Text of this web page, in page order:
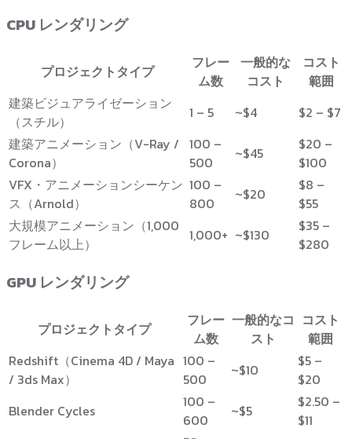
CPU レンダリング
プロジェクトタイプ
フレー
ム数
一般的な
コスト
コスト
範囲
建築ビジュアライゼーション
（スチル）
1 – 5 ~$4
$2 – $7
建築アニメーション（V-Ray /
Corona）
100 –
500
~$45
$20 –
$100
VFX・アニメーションシーケン
ス（Arnold）
100 –
800
~$20
$8 –
$55
大規模アニメーション（1,000
フレーム以上）
1,000+ ~$130
$35 –
$280
GPU レンダリング
プロジェクトタイプ
フレー
ム数
一般的なコ
スト
コスト
範囲
Redshift（Cinema 4D / Maya
/ 3ds Max）
100 –
500
~$10
$5 –
$20
Blender Cycles
100 –
600
~$5
$2.50 –
$11